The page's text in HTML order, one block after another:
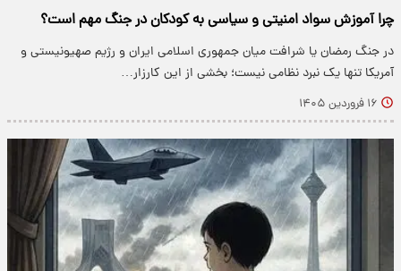
چرا آموزش سواد امنیتی و سیاسی به کودکان در جنگ مهم است؟
در جنگ رمضان یا شرافت میان جمهوری اسلامی ایران و رژیم صهیونیستی و
آمریکا تنها یک نبرد نظامی نیست؛ بخشی از این کارزار…
۱۶ فروردین ۱۴۰۵